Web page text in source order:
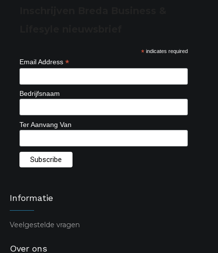
*indicates required
Email Address *
Bedrijfsnaam
Ter Aanvang Van
Informatie
Veelgestelde vragen
Over ons